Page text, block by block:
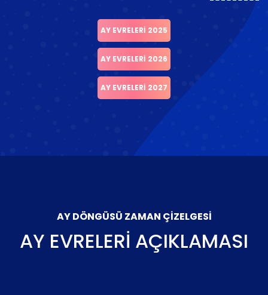
AY EVRELERI 2025
AY EVRELERI 2026
AY EVRELERI 2027
AY DÖNGÜSÜ ZAMAN ÇIZELGESI
AY EVRELERI AÇIKLAMASI